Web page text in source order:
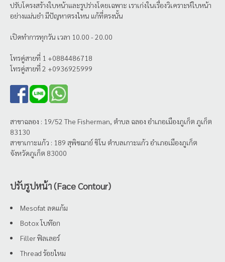
ปรับโครงสร้างใบหน้าและรูปร่างโดยเฉพาะ เราเก่งในเรื่องวิเคราะห์ใบหน้า
อย่างแม่นยำ มีปัญหาตรงไหน แก้ที่ตรงนั้น
เปิดทำการทุกวัน เวลา 10.00 - 20.00
โทรคู่สายที่ 1 +0884486718
โทรคู่สายที่ 2 +0936925999
สาขาฉลอง : 19/52 The Fisherman, ตำบล ฉลอง อำเภอเมืองภูเก็ต ภูเก็ต
83130
สาขาเกาะแก้ว : 189 สุพิชฌาย์ ชิโน ตำบลเกาะแก้ว อำเภอเมืองภูเก็ต
จังหวัดภูเก็ต 83000
ปรับรูปหน้า (Face Contour)
Mesofat ลดแก้ม
Botox โบท๊อก
Filler ฟิลเลอร์
Thread ร้อยไหม